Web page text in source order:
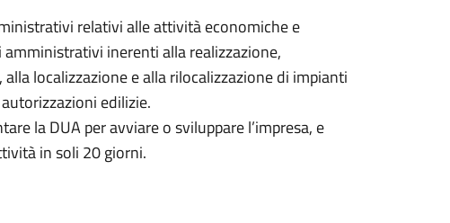
relativi alle attività economiche e
inerenti alla realizzazione,
localizzazione e alla rilocalizzazione di impianti
edilizie.
la DUA per avviare o sviluppare l’impresa, e
in soli 20 giorni.